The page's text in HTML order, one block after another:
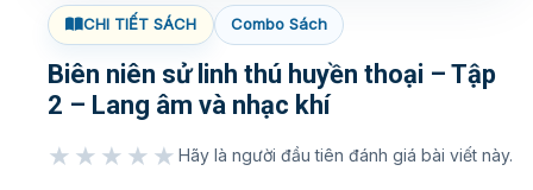
CHI TIẾT SÁCH Combo Sách
Biên niên sử linh thú huyền thoại – Tập
2 – Lang âm và nhạc khí
★★★★★ Hãy là người đầu tiên đánh giá bài viết này.